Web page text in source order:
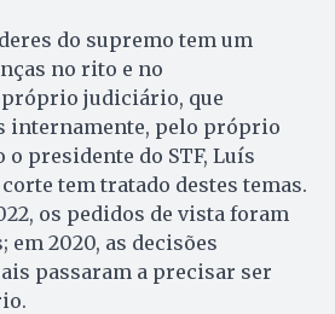
do supremo tem um
no rito e no
judiciário, que
internamente, pelo próprio
o presidente do STF, Luís
tem tratado destes temas.
os pedidos de vista foram
2020, as decisões
passaram a precisar ser